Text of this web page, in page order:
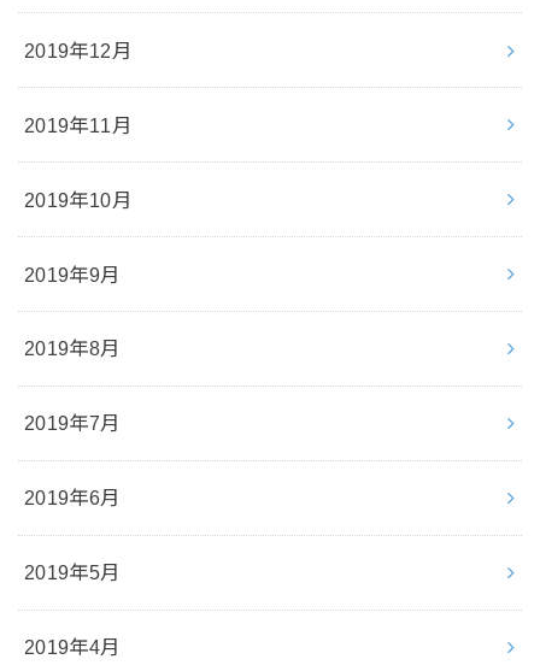
2019年12月
2019年11月
2019年10月
2019年9月
2019年8月
2019年7月
2019年6月
2019年5月
2019年4月